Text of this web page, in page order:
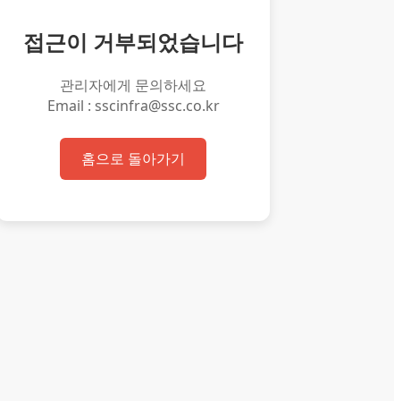
접근이 거부되었습니다
관리자에게 문의하세요
Email : sscinfra@ssc.co.kr
홈으로 돌아가기